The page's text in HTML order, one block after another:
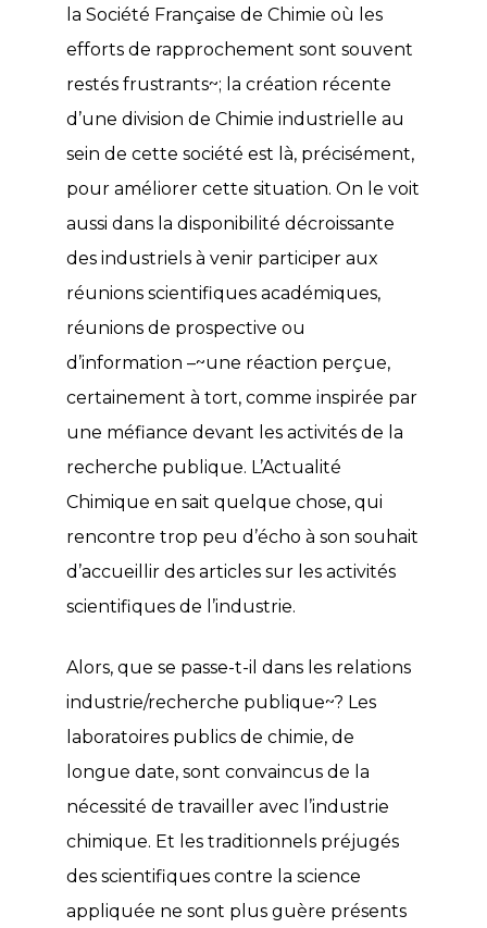
la Société Française de Chimie où les
efforts de rapprochement sont souvent
restés frustrants~; la création récente
d’une division de Chimie industrielle au
sein de cette société est là, précisément,
pour améliorer cette situation. On le voit
aussi dans la disponibilité décroissante
des industriels à venir participer aux
réunions scientifiques académiques,
réunions de prospective ou
d’information –~une réaction perçue,
certainement à tort, comme inspirée par
une méfiance devant les activités de la
recherche publique. L’Actualité
Chimique en sait quelque chose, qui
rencontre trop peu d’écho à son souhait
d’accueillir des articles sur les activités
scientifiques de l’industrie.
Alors, que se passe-t-il dans les relations
industrie/recherche publique~? Les
laboratoires publics de chimie, de
longue date, sont convaincus de la
nécessité de travailler avec l’industrie
chimique. Et les traditionnels préjugés
des scientifiques contre la science
appliquée ne sont plus guère présents